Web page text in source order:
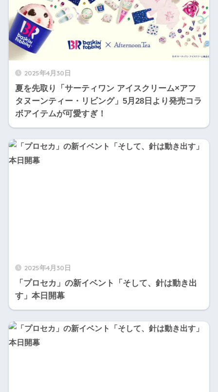
2025年4月30日
夏を先取り「サーティワン アイスクリーム×アフ
タヌーンティー・リビング」5月28日より発売コラ
ボアイテムが可愛すぎ！
2025年4月30日
「プロセカ」の新イベント「そして、針は動き出
す」本日開幕